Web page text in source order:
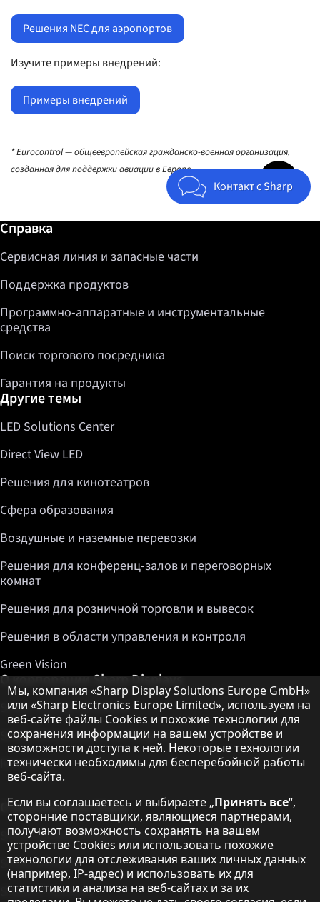
Решения NEC для аэропортов
Изучите примеры внедрений:
Примеры внедрений
* Eurocontrol — общеевропейская гражданско-военная организация,
созданная для поддержки авиации в Европе.
Контакт с Sharp
Jump to top
Дополнительная информация / Справка
Справка
Сервисная линия и запасные части
Поддержка продуктов
Программно-аппаратные и инструментальные
средства
Поиск торгового посредника
Гарантия на продукты
Другие темы
LED Solutions Center
Direct View LED
Решения для кинотеатров
Сфера образования
Воздушные и наземные перевозки
Решения для конференц-залов и переговорных
комнат
Решения для розничной торговли и вывесок
Решения в области управления и контроля
Green Vision
О корпорации Sharp Displays
Sharp Display Solutions
Sharp Global Customer Program
Контакты
О корпорации Sharp
Sharp Europe (Sharp for Business)
Sharp Printers
Sharp IT Services
Примечание о защите данных
Мы, компания «Sharp Display Solutions Europe GmbH»
или «Sharp Electronics Europe Limited», используем на
веб-сайте файлы Cookies и похожие технологии для
сохранения информации на вашем устройстве и
возможности доступа к ней. Некоторые технологии
технически необходимы для бесперебойной работы
веб-сайта.
Если вы соглашаетесь и выбираете „Принять все“,
сторонние поставщики, являющиеся партнерами,
получают возможность сохранять на вашем
устройстве Cookies или использовать похожие
технологии для отслеживания ваших личных данных
(например, IP-адрес) и использовать их для
статистики и анализа на веб-сайтах и за их